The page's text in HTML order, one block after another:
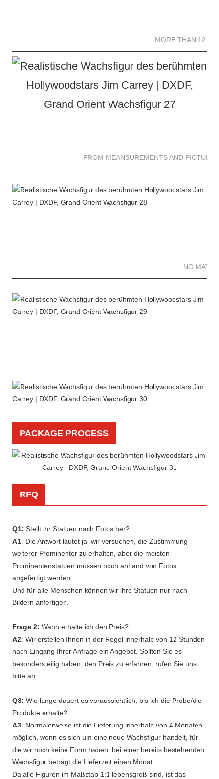
MORE THAN 12
FROM MEANSUREMENTS AND
NO
PACKAGE PROCESS
RFQ
Q1: Stellt ihr Statuen nach Fotos her?
A1: Die Antwort lautet ja, wir versuchen, die Zustimmung
weiterer Prominenter zu erhalten, aber die meisten
Prominentenstatuen müssen noch anhand von Fotos
angefertigt werden.
Und für alte Menschen können wir ihre Statuen nur nach
Bildern anfertigen.
Frage 2: Wann erhalte ich den Preis?
A2: Wir erstellen Ihnen in der Regel innerhalb von 12 Stunden
nach Eingang Ihrer Anfrage ein Angebot. Sollten Sie es
besonders eilig haben, den Preis zu erfahren, rufen Sie uns
bitte an.
Q3: Wie lange dauert es voraussichtlich, bis ich die Probe/die
Produkte erhalte?
A3: Normalerweise ist die Lieferung innerhalb von 4 Monaten
möglich, wenn es sich um eine neue Wachsfigur handelt, für
die wir noch keine Form haben; bei einer bereits bestehenden
Wachsfigur beträgt die Lieferzeit einen Monat.
Da alle Figuren im Maßstab 1:1 lebensgroß sind, ist das